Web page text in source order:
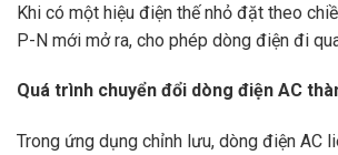
Khi có một hiệu điện thế nhỏ đặt theo
P-N mới mở ra, cho phép dòng điện đi
Quá trình chuyển đổi dòng điện AC
Trong ứng dụng chỉnh lưu, dòng điện AC